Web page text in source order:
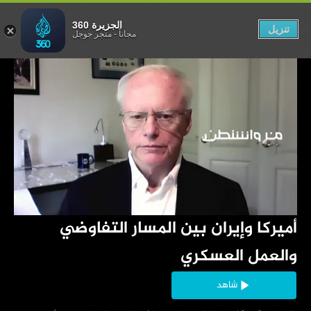
والعمل العسكري
شاهد
والعمل العسكري
الجزيرة 360
مجاناً-متجر جوجل تنزيل